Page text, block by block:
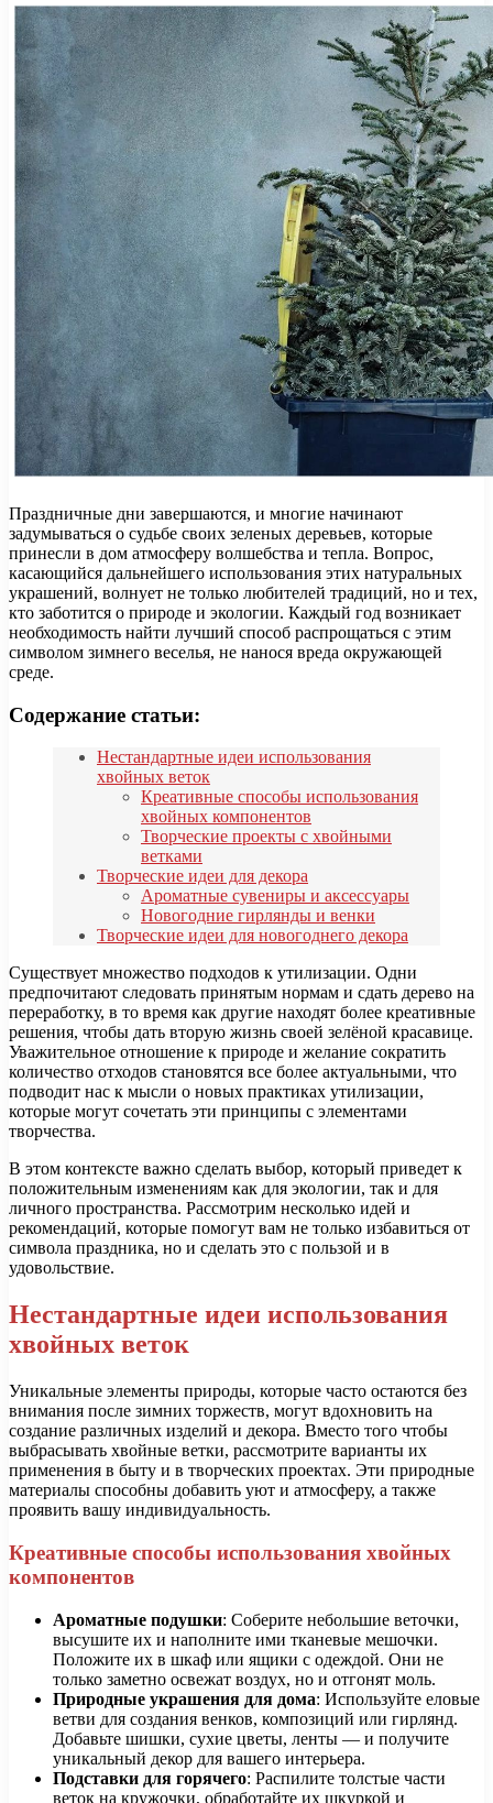
Праздничные дни завершаются, и многие начинают
задумываться о судьбе своих зеленых деревьев, которые
принесли в дом атмосферу волшебства и тепла. Вопрос,
касающийся дальнейшего использования этих натуральных
украшений, волнует не только любителей традиций, но и тех,
кто заботится о природе и экологии. Каждый год возникает
необходимость найти лучший способ распрощаться с этим
символом зимнего веселья, не нанося вреда окружающей
среде.
Содержание статьи:
Нестандартные идеи использования
хвойных веток
Креативные способы использования
хвойных компонентов
Творческие проекты с хвойными
ветками
Творческие идеи для декора
Ароматные сувениры и аксессуары
Новогодние гирлянды и венки
Творческие идеи для новогоднего декора
Существует множество подходов к утилизации. Одни
предпочитают следовать принятым нормам и сдать дерево на
переработку, в то время как другие находят более креативные
решения, чтобы дать вторую жизнь своей зелёной красавице.
Уважительное отношение к природе и желание сократить
количество отходов становятся все более актуальными, что
подводит нас к мысли о новых практиках утилизации,
которые могут сочетать эти принципы с элементами
творчества.
В этом контексте важно сделать выбор, который приведет к
положительным изменениям как для экологии, так и для
личного пространства. Рассмотрим несколько идей и
рекомендаций, которые помогут вам не только избавиться от
символа праздника, но и сделать это с пользой и в
удовольствие.
Нестандартные идеи использования
хвойных веток
Уникальные элементы природы, которые часто остаются без
внимания после зимних торжеств, могут вдохновить на
создание различных изделий и декора. Вместо того чтобы
выбрасывать хвойные ветки, рассмотрите варианты их
применения в быту и в творческих проектах. Эти природные
материалы способны добавить уют и атмосферу, а также
проявить вашу индивидуальность.
Креативные способы использования хвойных
компонентов
Ароматные подушки: Соберите небольшие веточки,
высушите их и наполните ими тканевые мешочки.
Положите их в шкаф или ящики с одеждой. Они не
только заметно освежат воздух, но и отгонят моль.
Природные украшения для дома: Используйте еловые
ветви для создания венков, композиций или гирлянд.
Добавьте шишки, сухие цветы, ленты — и получите
уникальный декор для вашего интерьера.
Подставки для горячего: Распилите толстые части
веток на кружочки, обработайте их шкуркой и